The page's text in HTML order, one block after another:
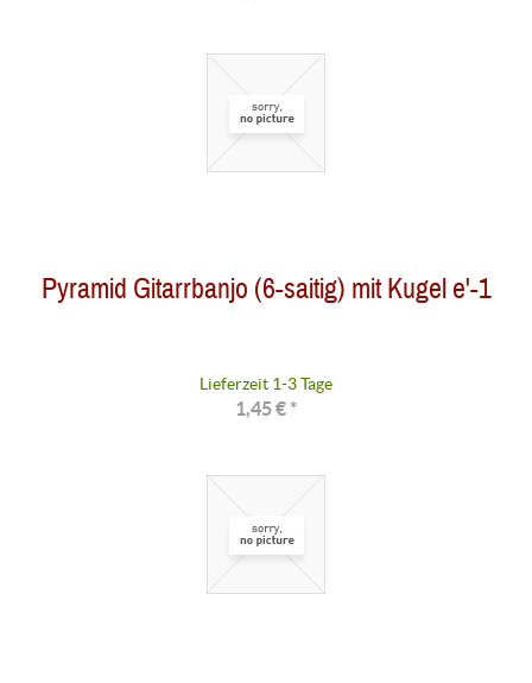
Pyramid Gitarrbanjo (6-saitig) mit Kugel e'-1
Lieferzeit 1-3 Tage
1,45 € *